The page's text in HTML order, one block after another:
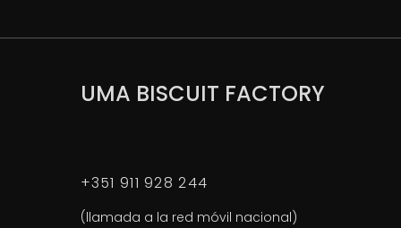
UMA BISCUIT FACTORY
+351 911 928 244
(llamada a la red móvil nacional)